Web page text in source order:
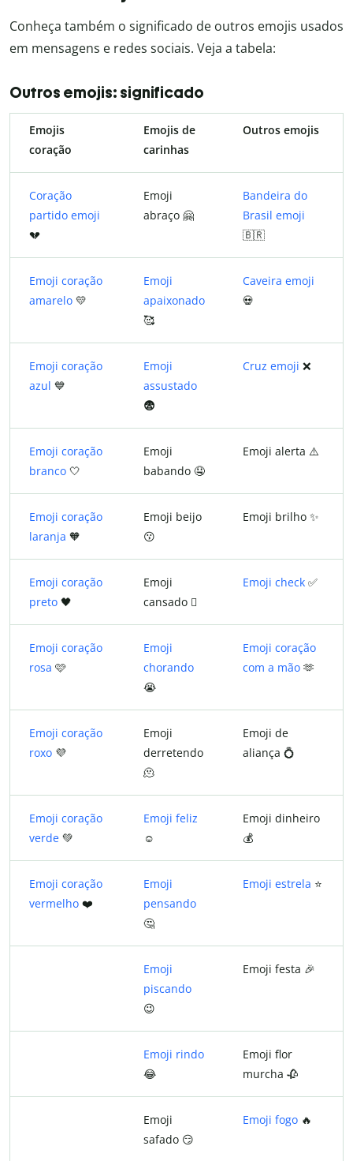
Conheça também o significado de outros emojis usados
em mensagens e redes sociais. Veja a tabela:
Outros emojis: significado
Emojis
coração
Emojis de
carinhas
Outros emojis
Coração
partido emoji
💔
Emoji
abraço 🤗
Bandeira do
Brasil emoji
🇧🇷
Emoji coração
amarelo 💛
Emoji
apaixonado
🥰
Caveira emoji
💀
Emoji coração
azul 💙
Emoji
assustado
😨
Cruz emoji ❌
Emoji coração
branco 🤍
Emoji
babando 🤤
Emoji alerta ⚠️
Emoji coração
laranja 🧡
Emoji beijo
😗
Emoji brilho ✨
Emoji coração
preto 🖤
Emoji
cansado 🫩
Emoji check ✅
Emoji coração
rosa 🩷
Emoji
chorando
😭
Emoji coração
com a mão 🫶
Emoji coração
roxo 💜
Emoji
derretendo
🫠
Emoji de
aliança 💍
Emoji coração
verde 💚
Emoji feliz
☺️
Emoji dinheiro
💰
Emoji coração
vermelho ❤️
Emoji
pensando
🤔
Emoji estrela ⭐
Emoji
piscando
😉
Emoji festa 🎉
Emoji rindo
😂
Emoji flor
murcha 🥀
Emoji
safado 😏
Emoji fogo 🔥